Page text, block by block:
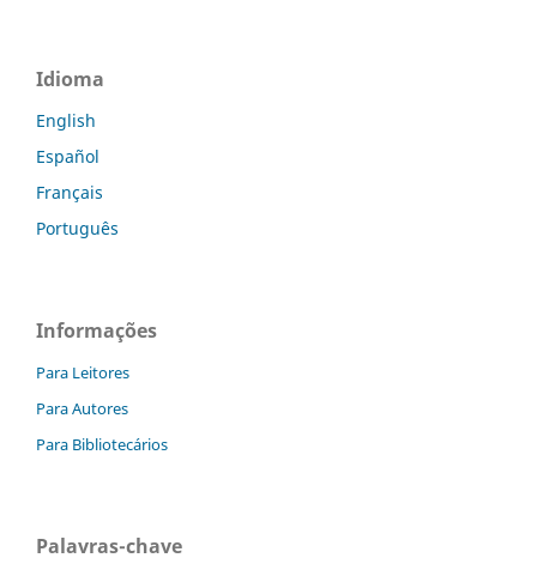
Idioma
English
Español
Français
Português
Informações
Para Leitores
Para Autores
Para Bibliotecários
Palavras-chave